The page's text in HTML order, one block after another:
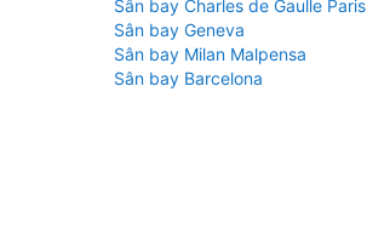
Sân bay Charles de Gaulle Paris
Sân bay Geneva
Sân bay Milan Malpensa
Sân bay Barcelona